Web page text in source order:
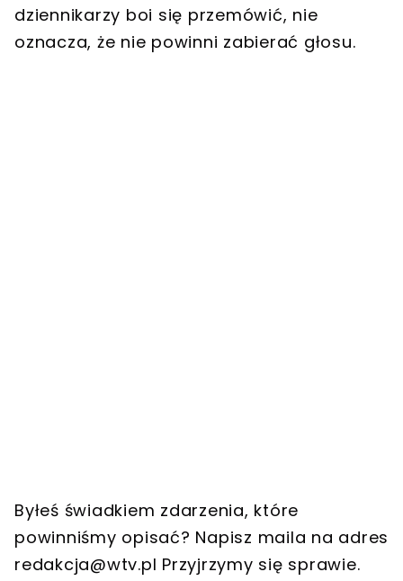
dziennikarzy boi się przemówić, nie
oznacza, że nie powinni zabierać głosu.
Byłeś świadkiem zdarzenia, które
powinniśmy opisać? Napisz maila na adres
redakcja@wtv.pl Przyjrzymy się sprawie.